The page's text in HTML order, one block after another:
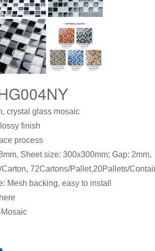
crystal glass mosaic
finish
process
Sheet size: 300x300mm; Gap: 2mm,
72Cartons/Pallet,20Pallets/
Mesh backing, easy to install
Mosaic